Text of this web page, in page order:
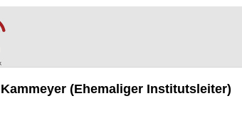
(Ehemaliger Institutsleiter)